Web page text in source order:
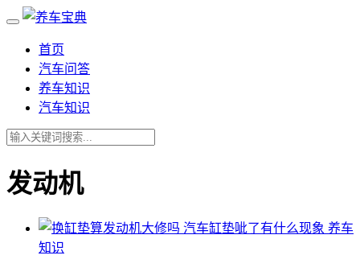
首页
汽车问答
养车知识
汽车知识
发动机
养车
知识